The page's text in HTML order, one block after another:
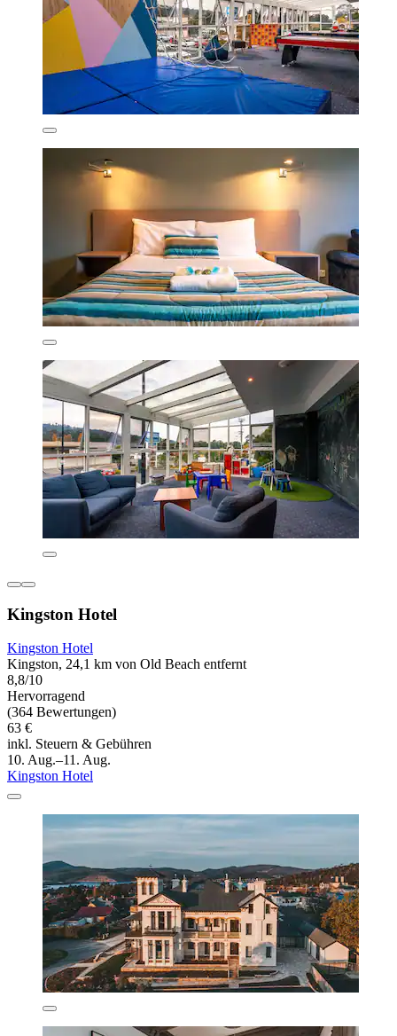
Kingston Hotel
Kingston Hotel
Kingston, 24,1 km von Old Beach entfernt
8,8/10
Hervorragend
(364 Bewertungen)
63 €
inkl. Steuern & Gebühren
10. Aug.–11. Aug.
Kingston Hotel